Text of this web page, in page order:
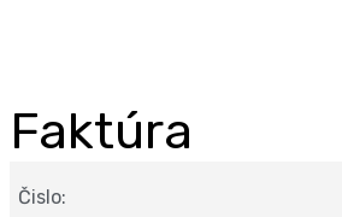
Faktúra
Čislo: